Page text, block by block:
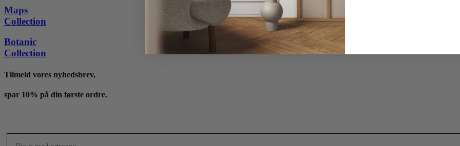
Maps
Collection
Botanic
Collection
Tilmeld vores nyhedsbrev,
spar 10% på din første ordre.